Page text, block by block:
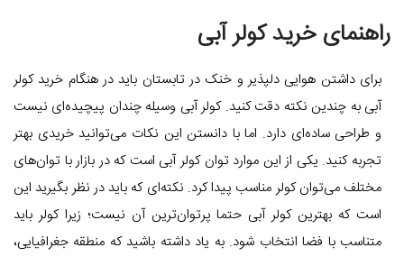
راهنمای خرید کولر آبی
برای داشتن هوایی دلپذیر و خنک در تابستان باید در هنگام خرید کولر
آبی به چندین نکته دقت کنید. کولر آبی وسیله چندان پیچیده‌ای نیست
و طراحی ساده‌ای دارد. اما با دانستن این نکات می‌توانید خریدی بهتر
تجربه کنید. یکی از این موارد توان کولر آبی است که در بازار با توان‌های
مختلف می‌توان کولر مناسب پیدا کرد. نکته‌ای که باید در نظر بگیرید این
است که بهترین کولر آبی حتما پرتوان‌ترین آن نیست؛ زیرا کولر باید
متناسب با فضا انتخاب شود. به یاد داشته باشید که منطقه جغرافیایی،